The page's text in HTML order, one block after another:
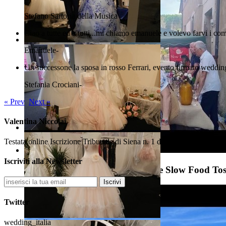
Antonella Nencini Vice Presidente Slow Food
StefanoSartoria della Musica
Ciao a tutte ed a tutti...mi chiamo emanuele e volevo farvi i
Emanuele-
Un successone la sposa in rosso Ferrari, evento firmato
Stefania Crociani-
« Prev Next »
Valentina Niccolai
Testata online Iscrizione Tribunale di Siena n. 1 del 28/01/2010
Iscriviti alla Newsletter
Iscrivi
Twitter
wedding_italia